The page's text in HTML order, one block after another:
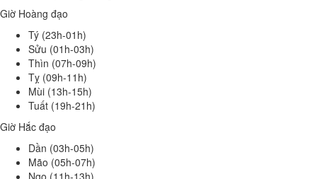
Giờ Hoàng đạo
Tý (23h-01h)
Sửu (01h-03h)
Thìn (07h-09h)
Tỵ (09h-11h)
Mùi (13h-15h)
Tuất (19h-21h)
Giờ Hắc đạo
Dần (03h-05h)
Mão (05h-07h)
Ngọ (11h-13h)